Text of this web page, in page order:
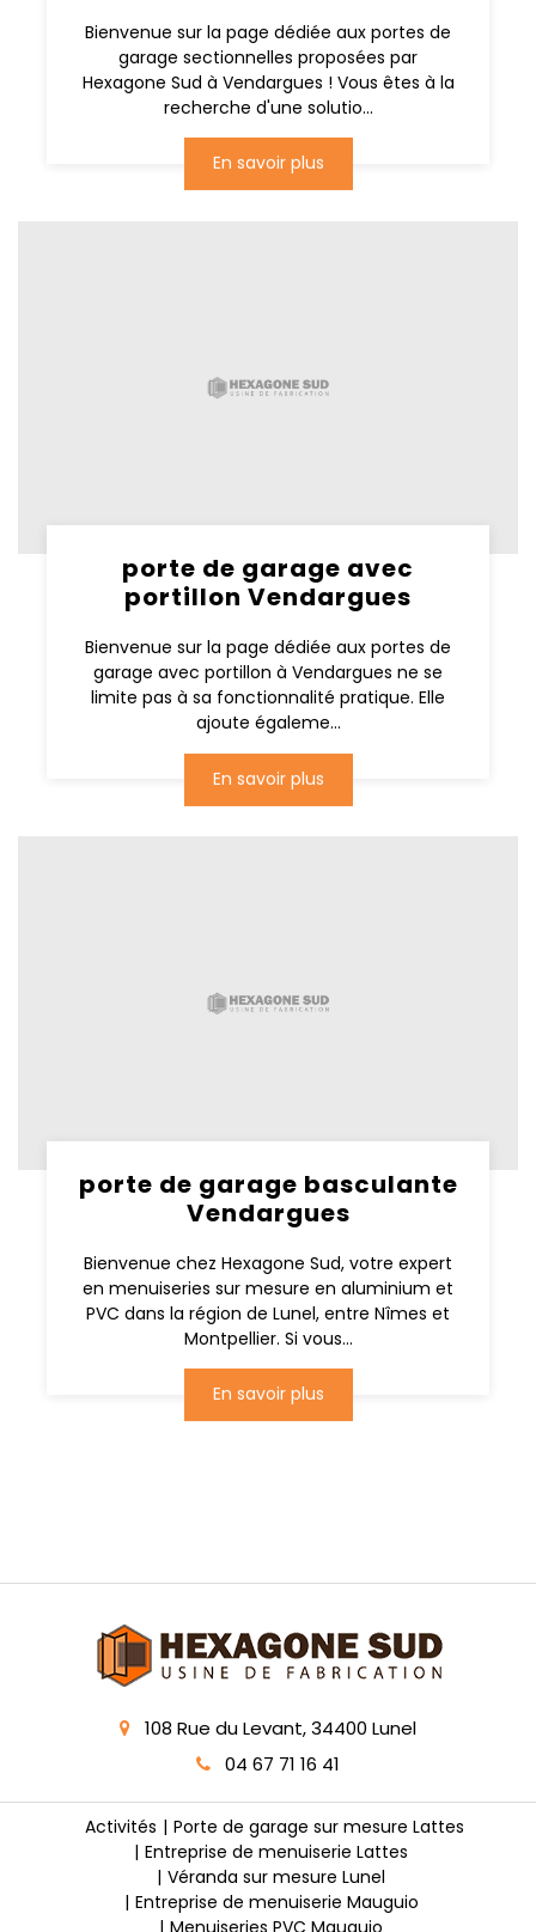
Bienvenue sur la page dédiée aux portes de
garage sectionnelles proposées par
Hexagone Sud à Vendargues ! Vous êtes à la
recherche d'une solutio...
En savoir plus
porte de garage avec
portillon Vendargues
Bienvenue sur la page dédiée aux portes de
garage avec portillon à Vendargues ne se
limite pas à sa fonctionnalité pratique. Elle
ajoute égaleme...
En savoir plus
porte de garage basculante
Vendargues
Bienvenue chez Hexagone Sud, votre expert
en menuiseries sur mesure en aluminium et
PVC dans la région de Lunel, entre Nîmes et
Montpellier. Si vous...
En savoir plus
108 Rue du Levant, 34400 Lunel
04 67 71 16 41
Activités
Porte de garage sur mesure Lattes
Entreprise de menuiserie Lattes
Véranda sur mesure Lunel
Entreprise de menuiserie Mauguio
Menuiseries PVC Mauguio